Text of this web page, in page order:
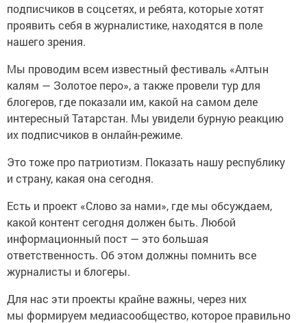
подписчиков в соцсетях, и ребята, которые хотят
проявить себя в журналистике, находятся в поле
нашего зрения.
Мы проводим всем известный фестиваль «Алтын
калям — Золотое перо», а также провели тур для
блогеров, где показали им, какой на самом деле
интересный Татарстан. Мы увидели бурную реакцию
их подписчиков в онлайн-режиме.
Это тоже про патриотизм. Показать нашу республику
и страну, какая она сегодня.
Есть и проект «Слово за нами», где мы обсуждаем,
какой контент сегодня должен быть. Любой
информационный пост — это большая
ответственность. Об этом должны помнить все
журналисты и блогеры.
Для нас эти проекты крайне важны, через них
мы формируем медиасообщество, которое правильно